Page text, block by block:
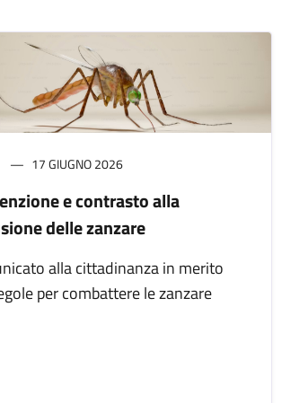
17 GIUGNO 2026
e contrasto alla
delle zanzare
alla cittadinanza in merito
per combattere le zanzare